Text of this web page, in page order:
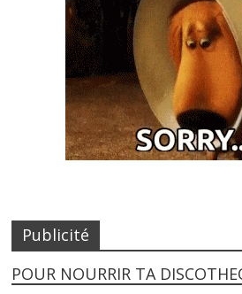
Publicité
POUR NOURRIR TA